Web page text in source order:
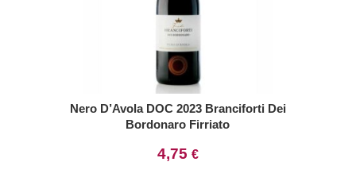
Nero D’Avola DOC 2023 Branciforti Dei
Bordonaro Firriato
4,75 €